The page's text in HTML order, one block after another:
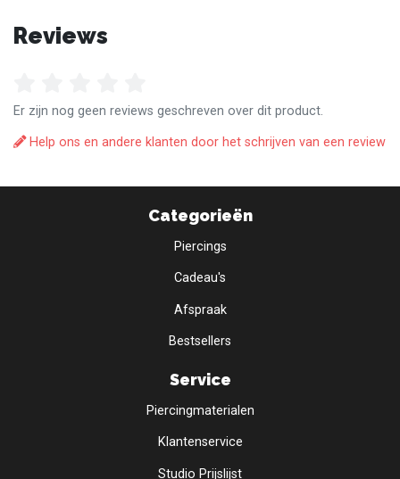
Reviews
Er zijn nog geen reviews geschreven over dit product.
Help ons en andere klanten door het schrijven van een review
Categorieën
Piercings
Cadeau's
Afspraak
Bestsellers
Service
Piercingmaterialen
Klantenservice
Studio Prijslijst